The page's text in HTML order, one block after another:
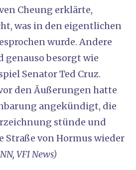
Cheung erklärte,
was in den eigentlichen
wurde. Andere
genauso besorgt wie
Senator Ted Cruz.
den Äußerungen hatte
angekündigt, die
stünde und
Straße von Hormus wieder
VFI News)